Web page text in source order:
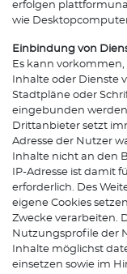
erfolgen
wie
Einbindung von
Es kann
Inhalte oder Dienste
Stadtpläne oder
eingebunden
Drittanbieter setzt
Adresse der Nutzer
Inhalte nicht an den
IP-Adresse ist damit
erforderlich. Des
eigene Cookies
Zwecke verarbeiten.
Nutzungsprofile der
Inhalte möglichst
einsetzen sowie im